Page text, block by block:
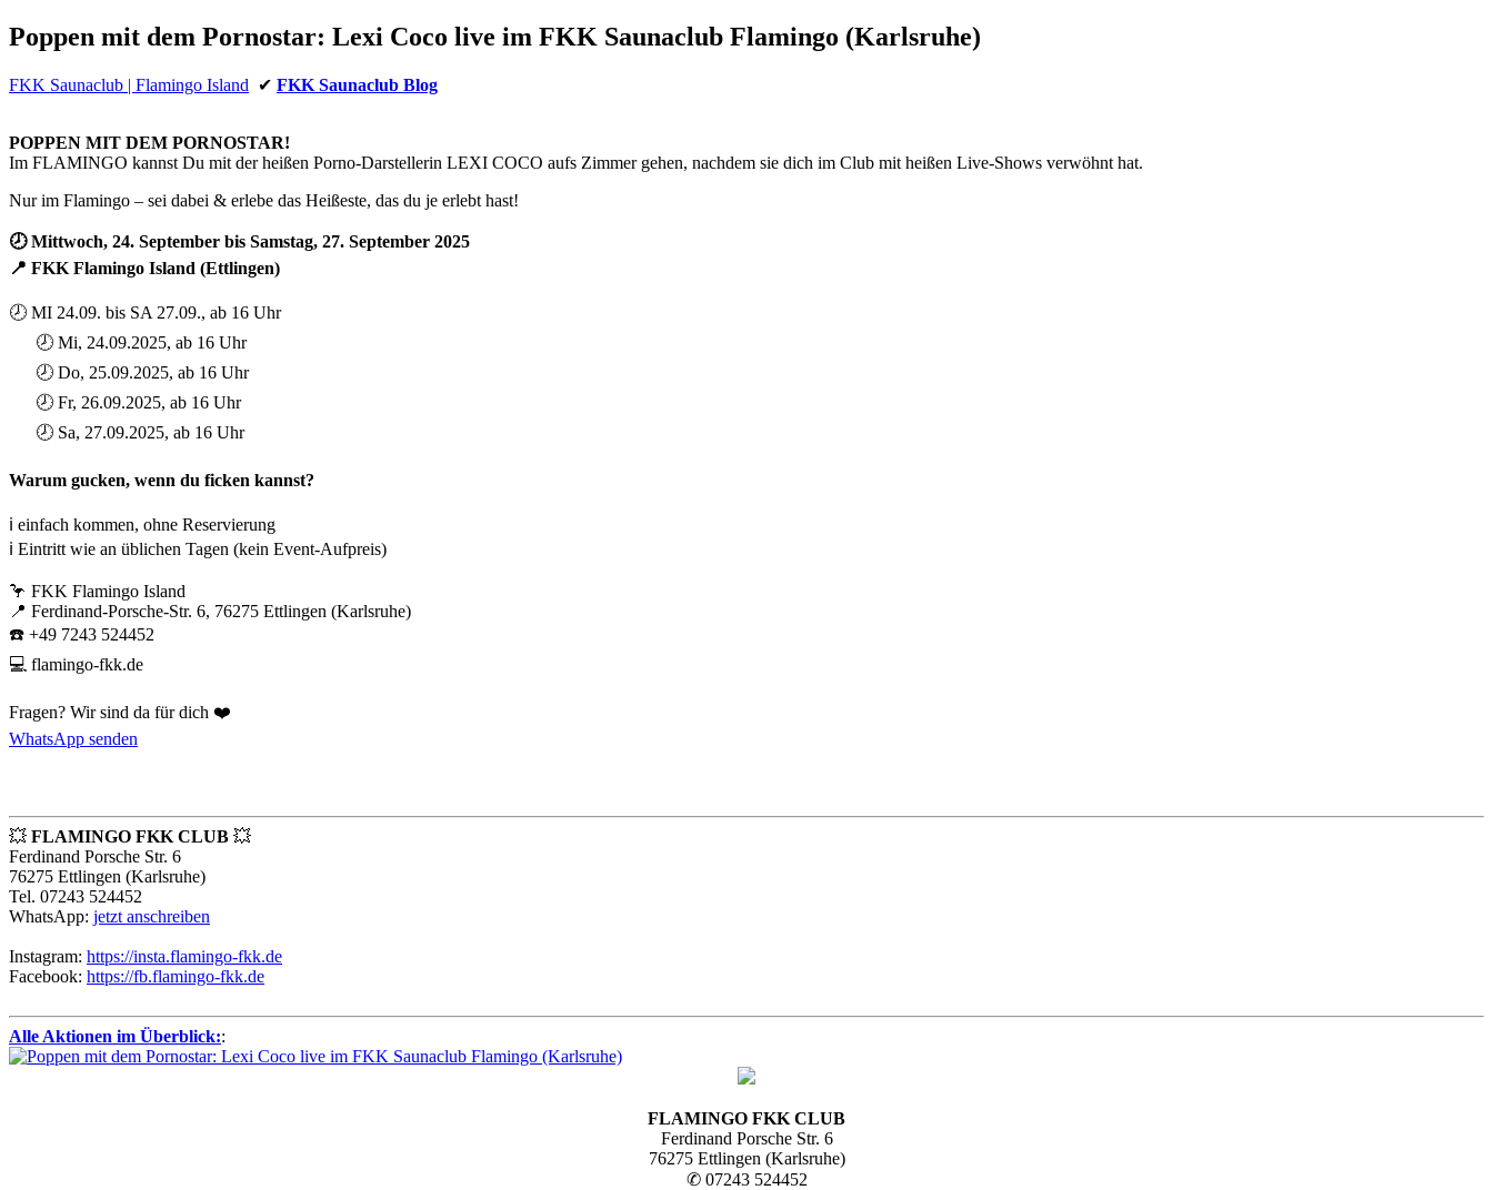
Poppen mit dem Pornostar: Lexi Coco live im FKK Saunaclub Flamingo (Karlsruhe)
FKK Saunaclub | Flamingo Island ✔ FKK Saunaclub Blog
POPPEN MIT DEM PORNOSTAR!
Im FLAMINGO kannst Du mit der heißen Porno-Darstellerin LEXI COCO aufs Zimmer gehen, nachdem sie dich im Club mit heißen Live-Shows verwöhnt hat.
Nur im Flamingo – sei dabei & erlebe das Heißeste, das du je erlebt hast!
🕗 Mittwoch, 24. September bis Samstag, 27. September 2025
📍 FKK Flamingo Island (Ettlingen)
🕗 MI 24.09. bis SA 27.09., ab 16 Uhr
⠀⠀🕗 Mi, 24.09.2025, ab 16 Uhr
⠀⠀🕗 Do, 25.09.2025, ab 16 Uhr
⠀⠀🕗 Fr, 26.09.2025, ab 16 Uhr
⠀⠀🕗 Sa, 27.09.2025, ab 16 Uhr
Warum gucken, wenn du ficken kannst?
ℹ️ einfach kommen, ohne Reservierung
ℹ️ Eintritt wie an üblichen Tagen (kein Event-Aufpreis)
🦩 FKK Flamingo Island
📍 Ferdinand-Porsche-Str. 6, 76275 Ettlingen (Karlsruhe)
☎️ +49 7243 524452
💻 flamingo-fkk.de
Fragen? Wir sind da für dich ❤️
WhatsApp senden
💥 FLAMINGO FKK CLUB 💥
Ferdinand Porsche Str. 6
76275 Ettlingen (Karlsruhe)
Tel. 07243 524452
WhatsApp: jetzt anschreiben
Instagram: https://insta.flamingo-fkk.de
Facebook: https://fb.flamingo-fkk.de
Alle Aktionen im Überblick::
FLAMINGO FKK CLUB
Ferdinand Porsche Str. 6
76275 Ettlingen (Karlsruhe)
✆ 07243 524452